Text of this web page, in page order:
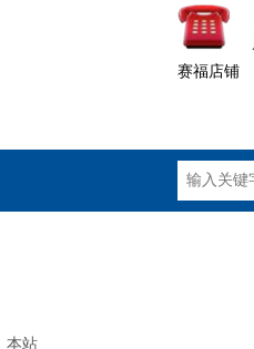
赛福店铺
本站